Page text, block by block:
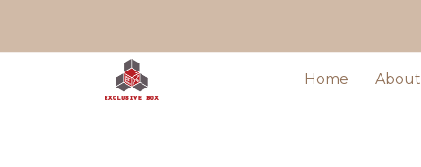
Home About